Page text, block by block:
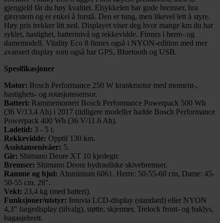
gjengjeld får du høy kvalitet. Elsykkelen har gode bremser, bra
girsystem og er enkel å forstå. Den er tung, men likevel lett å styre.
Høy pris trekker litt ned. Displayet viser deg hvor mange km du har
syklet, hastighet, batterinivå og rekkevidde. Finnes i herre- og
damemodell. Vitality Eco 8 finnes også i NYON-edition med mer
avansert display som også har GPS, Bluetooth og USB.
Spesifikasjoner
Motor: Bosch Performance 250 W krankmotor med moment-,
hastighets- og rotasjonssensor.
Batteri: Rammemontert Bosch Performance Powerpack 500 Wh
(36 V/13.4 Ah) i 2017 (tidligere modeller hadde Bosch Performance
Powerpack 400 Wh (36 V/11.6 Ah).
Ladetid: 3 - 5 t.
Rekkevidde: Opptil 130 km.
Assistansenivåer: 5.
Gir: Shimano Deore XT 10 kjedegir.
Bremser: Shimano Deore hydrauliske skivebremser.
Ramme og hjul: Aluminium 6061. Herre: 50-55-60 cm, Dame: 45-
50-55 cm. 28".
Vekt: 23,4 kg (med batteri).
Funksjoner/utstyr: Intuvia LCD-display (standard) eller NYON
4,3" fargedisplay (tilvalg), støtte, skjermer, Trelock front- og baklys,
bagasjebrett.